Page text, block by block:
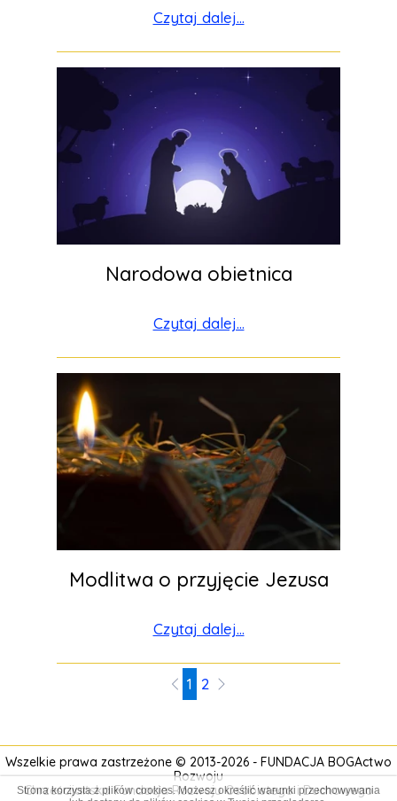
Czytaj dalej...
Narodowa obietnica
Czytaj dalej...
Modlitwa o przyjęcie Jezusa
Czytaj dalej...
1 2
Wszelkie prawa zastrzeżone © 2013-2026 - FUNDACJA BOGActwo
Rozwoju
Chrześcijańska Fundacja Rozwoju Osobistego i Duchowego
Strona korzysta z plików cookies. Możesz określić warunki przechowywania